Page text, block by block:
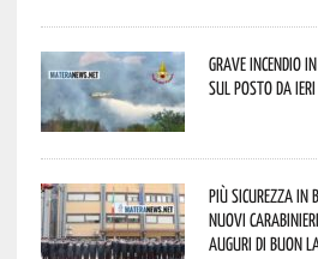
Grave incendio
sul posto da ieri
Più sicurezza in
nuovi
Auguri di buon